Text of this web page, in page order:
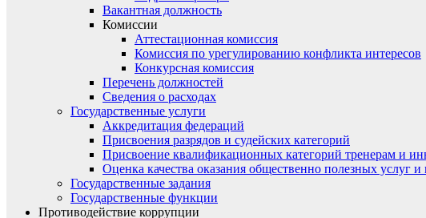
Вакантная должность
Комиссии
Аттестационная комиссия
Комиссия по урегулированию конфликта интересов
Конкурсная комиссия
Перечень должностей
Сведения о расходах
Государственные услуги
Аккредитация федераций
Присвоения разрядов и судейских категорий
Присвоение квалификационных категорий тренерам и
Оценка качества оказания общественно полезных услуг
Государственные задания
Государственные функции
Противодействие коррупции